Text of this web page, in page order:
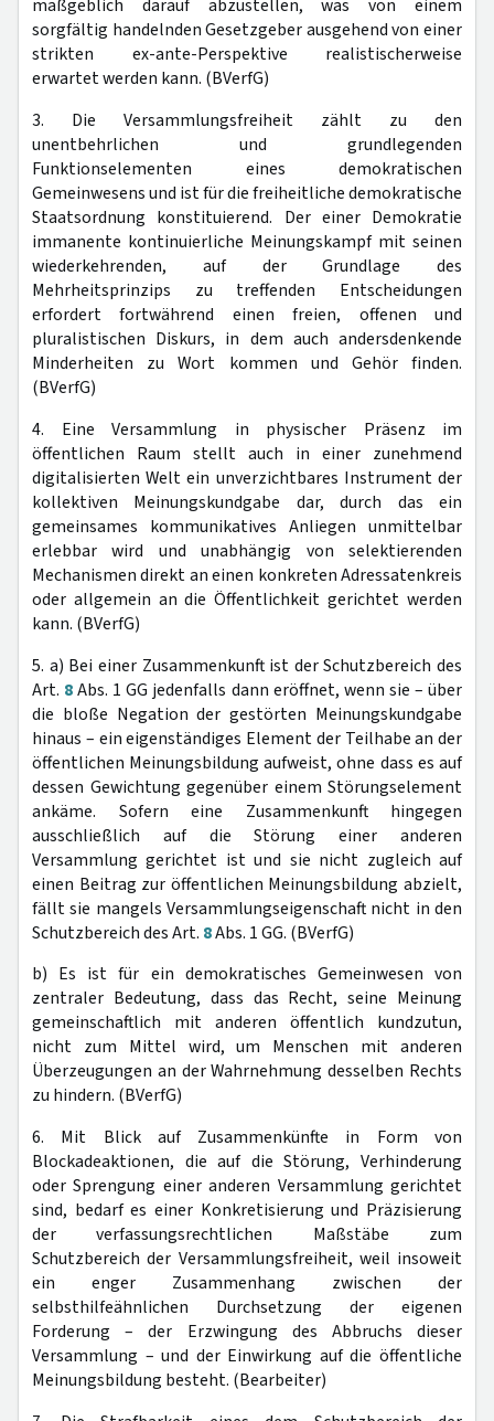
maßgeblich darauf abzustellen, was von einem
sorgfältig handelnden Gesetzgeber ausgehend von einer
strikten ex-ante-Perspektive realistischerweise
erwartet werden kann. (BVerfG)
3. Die Versammlungsfreiheit zählt zu den
unentbehrlichen und grundlegenden
Funktionselementen eines demokratischen
Gemeinwesens und ist für die freiheitliche demokratische
Staatsordnung konstituierend. Der einer Demokratie
immanente kontinuierliche Meinungskampf mit seinen
wiederkehrenden, auf der Grundlage des
Mehrheitsprinzips zu treffenden Entscheidungen
erfordert fortwährend einen freien, offenen und
pluralistischen Diskurs, in dem auch andersdenkende
Minderheiten zu Wort kommen und Gehör finden.
(BVerfG)
4. Eine Versammlung in physischer Präsenz im
öffentlichen Raum stellt auch in einer zunehmend
digitalisierten Welt ein unverzichtbares Instrument der
kollektiven Meinungskundgabe dar, durch das ein
gemeinsames kommunikatives Anliegen unmittelbar
erlebbar wird und unabhängig von selektierenden
Mechanismen direkt an einen konkreten Adressatenkreis
oder allgemein an die Öffentlichkeit gerichtet werden
kann. (BVerfG)
5. a) Bei einer Zusammenkunft ist der Schutzbereich des
Art. 8Abs. 1 GG jedenfalls dann eröffnet, wenn sie – über
die bloße Negation der gestörten Meinungskundgabe
hinaus – ein eigenständiges Element der Teilhabe an der
öffentlichen Meinungsbildung aufweist, ohne dass es auf
dessen Gewichtung gegenüber einem Störungselement
ankäme. Sofern eine Zusammenkunft hingegen
ausschließlich auf die Störung einer anderen
Versammlung gerichtet ist und sie nicht zugleich auf
einen Beitrag zur öffentlichen Meinungsbildung abzielt,
fällt sie mangels Versammlungseigenschaft nicht in den
Schutzbereich des Art. 8Abs. 1 GG. (BVerfG)
b) Es ist für ein demokratisches Gemeinwesen von
zentraler Bedeutung, dass das Recht, seine Meinung
gemeinschaftlich mit anderen öffentlich kundzutun,
nicht zum Mittel wird, um Menschen mit anderen
Überzeugungen an der Wahrnehmung desselben Rechts
zu hindern. (BVerfG)
6. Mit Blick auf Zusammenkünfte in Form von
Blockadeaktionen, die auf die Störung, Verhinderung
oder Sprengung einer anderen Versammlung gerichtet
sind, bedarf es einer Konkretisierung und Präzisierung
der verfassungsrechtlichen Maßstäbe zum
Schutzbereich der Versammlungsfreiheit, weil insoweit
ein enger Zusammenhang zwischen der
selbsthilfeähnlichen Durchsetzung der eigenen
Forderung – der Erzwingung des Abbruchs dieser
Versammlung – und der Einwirkung auf die öffentliche
Meinungsbildung besteht. (Bearbeiter)